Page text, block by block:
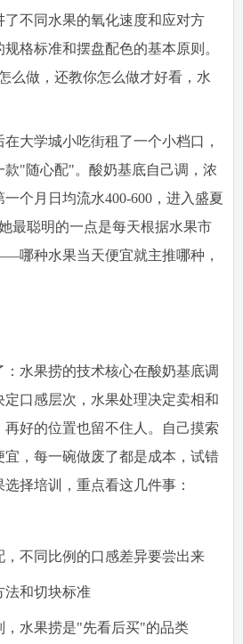
不同水果的氧化速度和应对方
格标准和摆盘配色的基本原则。
么做，还教你怎么做才好看，水
大学城小吃街租了一个小档口，
款"随心配"。酸奶基底自己调，浓
个月日均流水400-600，进入盛夏
最聪明的一点是每天根据水果市
哪种水果当天便宜就主推哪种，
水果捞的技术核心在酸奶基底调
口感层次，水果处理决定卖相和
好的位置也留不住人。自己摸索
，每一碗做废了都是成本，试错
择培训，重点看这几件事：
不同比例的口感差异要尝出来
法和切块标准
，水果捞是"先看后买"的品类